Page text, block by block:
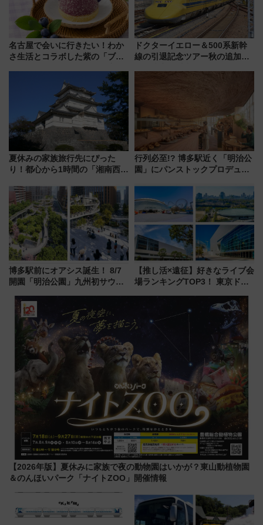
名古屋で会いに行きたい！わか
さ生活とコラボした紫の「ブル
ドクターイエロー＆500系新幹
線の引退記念ツアー秋の追加企
夏休みの家族旅行先にぴった
り！都心から1時間の「湘南西エ
島とは異なる魅力を持つ今夏の
注目スポット
行列必至!? 博多駅近く「明治公
園」にパンストックプロデュー
オープン 秋からはビストロ営業
も！
博多駅前にオアシス誕生！ 8/7
開園「明治公園」九州初サウナ
品グルメ登場で駅前の過ごし方
はどう変わる？
【推し活×遠征】好きなライブ会
場ランキングTOP3！ 東京ドー
由と交通アクセス術、ライブ会
場に何を求める？
【2026年版】夏休みに家族で夜の動物園はいかが？東山動植物園
＆のんほいパーク「ナイトZOO」開催情報